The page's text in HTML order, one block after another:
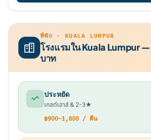
ที่พัก · KUALA LUMPUR
โรงแรมใน Kuala Lumpur
บาท
ประหยัด
เกสต์เฮาส์ & 2-3★
฿900–1,800 / คืน